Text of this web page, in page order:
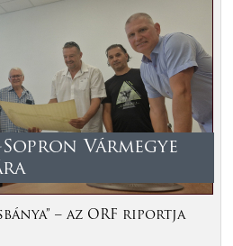
Vármegye
– az ORF riportja